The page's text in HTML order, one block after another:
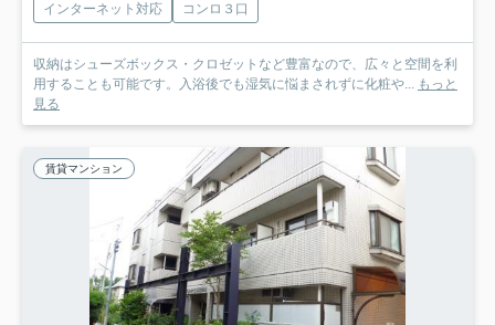
インターネット対応
コンロ３口
収納はシューズボックス・クロゼットなど豊富なので、広々と空間を利
用することも可能です。入浴後でも湿気に悩まされずに化粧や...
もっと
見る
賃貸マンション